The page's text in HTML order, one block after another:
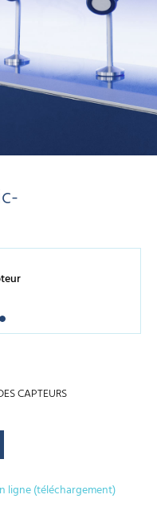
CAPTEURS
ligne (téléchargement)